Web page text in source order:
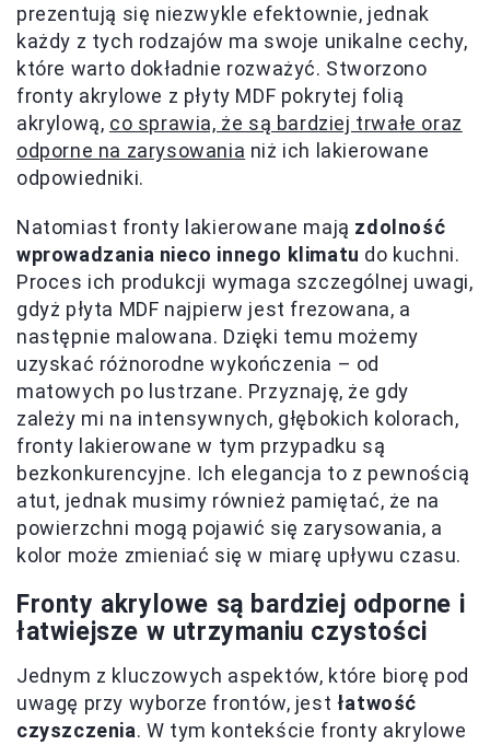
prezentują się niezwykle efektownie, jednak
każdy z tych rodzajów ma swoje unikalne cechy,
które warto dokładnie rozważyć. Stworzono
fronty akrylowe z płyty MDF pokrytej folią
akrylową, co sprawia, że są bardziej trwałe oraz
odporne na zarysowania niż ich lakierowane
odpowiedniki.
Natomiast fronty lakierowane mają zdolność
wprowadzania nieco innego klimatu do kuchni.
Proces ich produkcji wymaga szczególnej uwagi,
gdyż płyta MDF najpierw jest frezowana, a
następnie malowana. Dzięki temu możemy
uzyskać różnorodne wykończenia – od
matowych po lustrzane. Przyznaję, że gdy
zależy mi na intensywnych, głębokich kolorach,
fronty lakierowane w tym przypadku są
bezkonkurencyjne. Ich elegancja to z pewnością
atut, jednak musimy również pamiętać, że na
powierzchni mogą pojawić się zarysowania, a
kolor może zmieniać się w miarę upływu czasu.
Fronty akrylowe są bardziej odporne i
łatwiejsze w utrzymaniu czystości
Jednym z kluczowych aspektów, które biorę pod
uwagę przy wyborze frontów, jest łatwość
czyszczenia. W tym kontekście fronty akrylowe